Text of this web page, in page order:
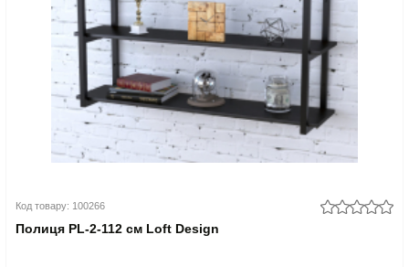
Код товару: 100266
Полиця PL-2-112 см Loft Design